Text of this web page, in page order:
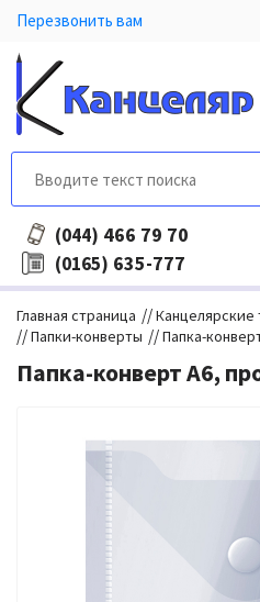
Перезвонить вам
(044) 466 79 70
(0165) 635-777
Главная страница //Канцелярские
//Папки-конверты //Папка-
Папка-конверт A6,